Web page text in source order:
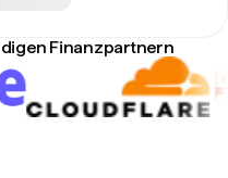
Finanzpartnern